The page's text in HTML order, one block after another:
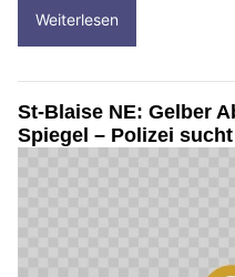
Weiterlesen
St-Blaise NE: Gelber
Spiegel – Polizei